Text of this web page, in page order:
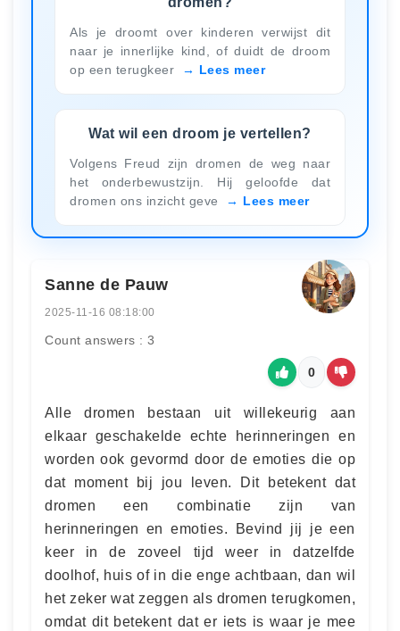
Als je droomt over kinderen verwijst dit
naar je innerlijke kind, of duidt de droom
op een terugkeer
Lees meer
Wat wil een droom je vertellen?
Volgens Freud zijn dromen de weg naar
het onderbewustzijn. Hij geloofde dat
dromen ons inzicht geve
Lees meer
Sanne de Pauw
2025-11-16 08:18:00
Count answers : 3
0
Alle dromen bestaan uit willekeurig aan
elkaar geschakelde echte herinneringen en
worden ook gevormd door de emoties die op
dat moment bij jou leven. Dit betekent dat
dromen een combinatie zijn van
herinneringen en emoties. Bevind jij je een
keer in de zoveel tijd weer in datzelfde
doolhof, huis of in die enge achtbaan, dan wil
het zeker wat zeggen als dromen terugkomen,
omdat dit betekent dat er iets is waar je mee